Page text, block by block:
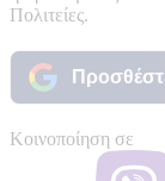
Πολιτείες.
Κοινοποίηση σε